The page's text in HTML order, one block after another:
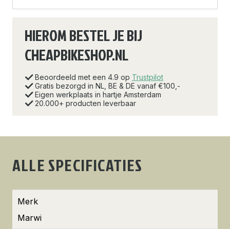
HIEROM BESTEL JE BIJ
CHEAPBIKESHOP.NL
Beoordeeld met een 4.9 op Trustpilot
Gratis bezorgd in NL, BE & DE vanaf €100,-
Eigen werkplaats in hartje Amsterdam
20.000+ producten leverbaar
ALLE SPECIFICATIES
Merk
Marwi